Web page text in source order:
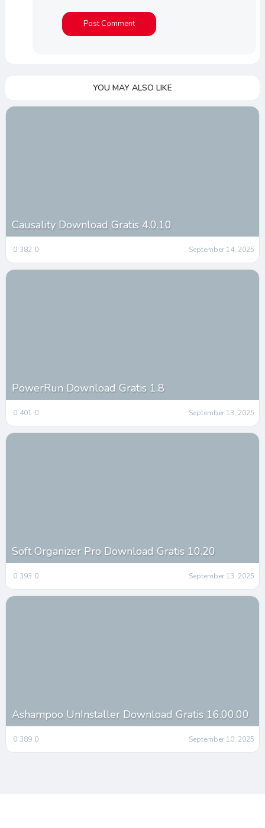
YOU MAY ALSO LIKE
Causality Download Gratis 4.0.10
0 382 0 September 14, 2025
PowerRun Download Gratis 1.8
0 401 0 September 13, 2025
Soft Organizer Pro Download Gratis 10.20
0 393 0 September 13, 2025
Ashampoo UnInstaller Download Gratis 16.00.00
0 389 0 September 10, 2025